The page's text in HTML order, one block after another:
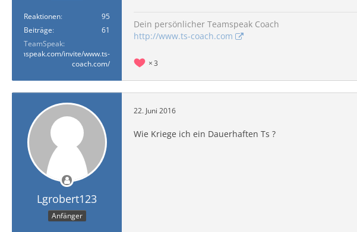
Reaktionen
95
Beiträge
61
TeamSpeak
invite/www.ts-
coach.com/
Dein persönlicher Teamspeak Coach
http://www.ts-coach.com
3
Lgrobert123
Anfänger
22. Juni 2016
Wie Kriege ich ein Dauerhaften Ts ?